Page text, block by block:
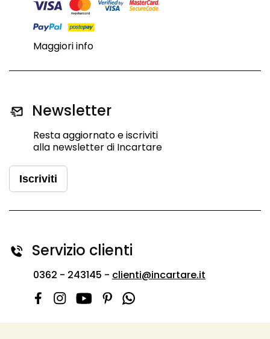
Maggiori info
Newsletter
Resta aggiornato e iscriviti
alla newsletter di Incartare
Iscriviti
Servizio clienti
0362 - 243145 - clienti@incartare.it